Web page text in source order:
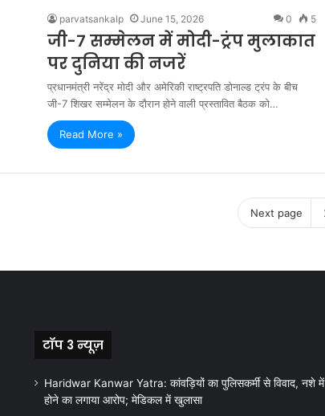
parvatsankalp June 15, 2026 0 5
जी-7 सम्मेलन में मोदी-ट्रंप मुलाकात
पर दुनिया की नजरें
प्रधानमंत्री नरेंद्र मोदी और अमेरिकी राष्ट्रपति डोनाल्ड ट्रंप के बीच
जी-7 शिखर सम्मेलन के दौरान होने वाली प्रस्तावित बैठक को…
Read More »
Next page
टॉप 3 न्यूज़
Haridwar Kanwar Yatra: कांवड़ियों का पुलिसकर्मी से विवाद, नशे में
होने का लगाया आरोप; मेडिकल में खुलासा